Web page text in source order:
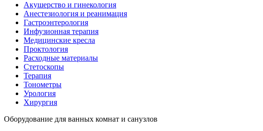
Акушерство и гинекология
Анестезиология и реанимация
Гастроэнтерология
Инфузионная терапия
Медицинские кресла
Проктология
Расходные материалы
Стетоскопы
Терапия
Тонометры
Урология
Хирургия
Оборудование для ванных комнат и санузлов